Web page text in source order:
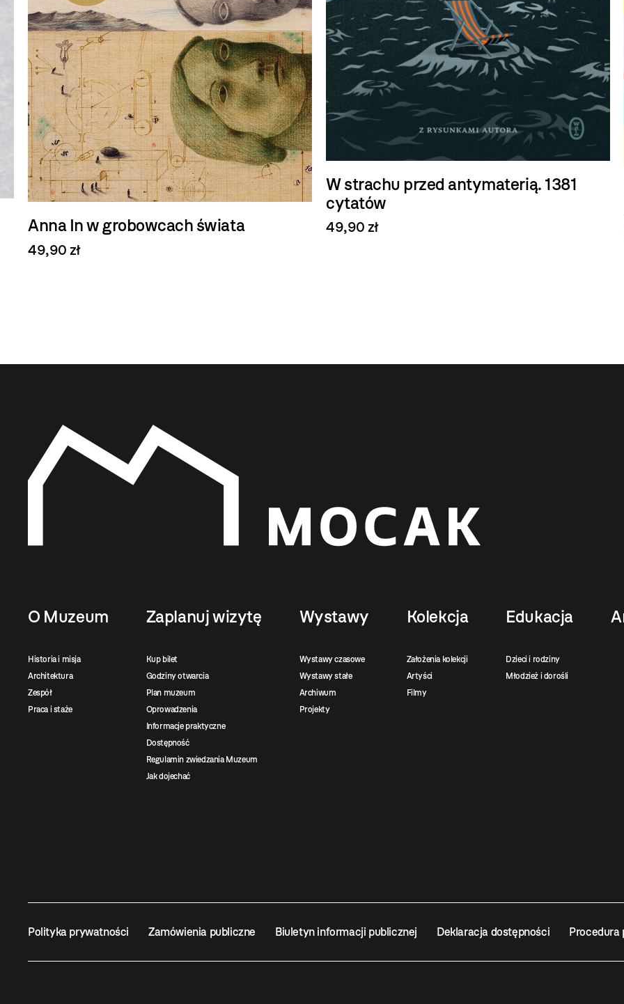
Anna In w grobowcach świata
49,90 zł
W strachu przed antymaterią. 1381
cytatów
49,90 zł
O Muzeum
Historia i misja
Architektura
Zespół
Praca i staże
Zaplanuj wizytę
Kup bilet
Godziny otwarcia
Plan muzeum
Oprowadzenia
Informacje praktyczne
Dostępność
Regulamin zwiedzania Muzeum
Jak dojechać
Wystawy
Wystawy czasowe
Wystawy stałe
Archiwum
Projekty
Kolekcja
Założenia kolekcji
Artyści
Filmy
Edukacja
Dzieci i rodziny
Młodzież i dorośli
Polityka prywatności Zamówienia publiczne Biuletyn informacji publicznej Deklaracja dostępności Procedura